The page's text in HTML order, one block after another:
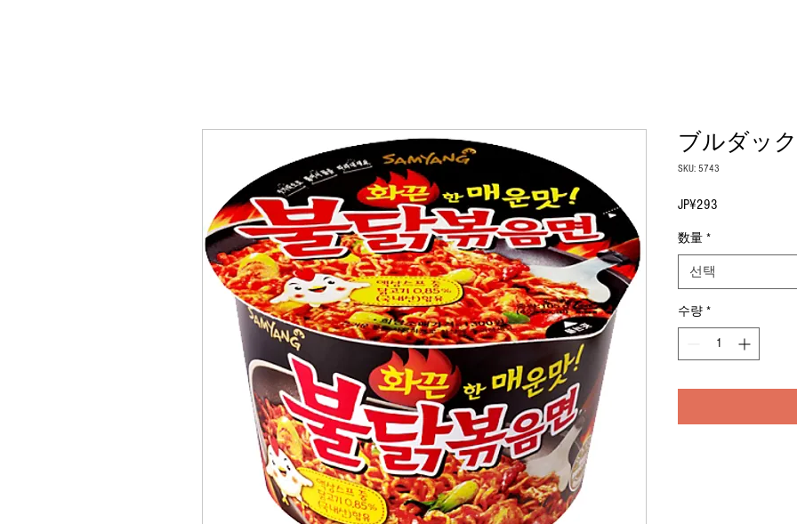
ブルダッ
SKU: 5743
JP¥293
数量 *
선택
수량 *